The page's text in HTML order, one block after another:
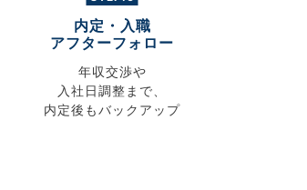
内定・入職
アフターフォロー
年収交渉や
入社日調整まで、
内定後もバックアップ